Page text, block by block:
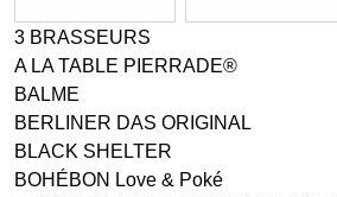
3 BRASSEURS
A LA TABLE PIERRADE®
BALME
BERLINER DAS ORIGINAL
BLACK SHELTER
BOHÉBON Love & Poké